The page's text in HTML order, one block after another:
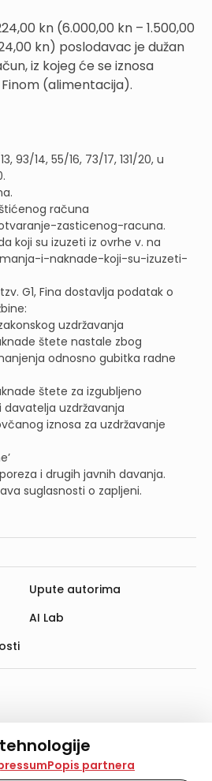
kolačiće i slične
Popis partnera
kn (6.000,00 kn – 1.500,00
kn) poslodavac je dužan
iz kojeg će se iznosa
(alimentacija).
93/14, 55/16, 73/17, 131/20, u
računa
zasticenog-racuna.
koji su izuzeti iz ovrhe v. na
i-naknade-koji-su-izuzeti-
G1, Fina dostavlja podatak o
uzdržavanja
štete nastale zbog
odnosno gubitka radne
štete za izgubljeno
uzdržavanja
iznosa za uzdržavanje
i drugih javnih davanja.
suglasnosti o zapljeni.
Upute autorima
AI Lab